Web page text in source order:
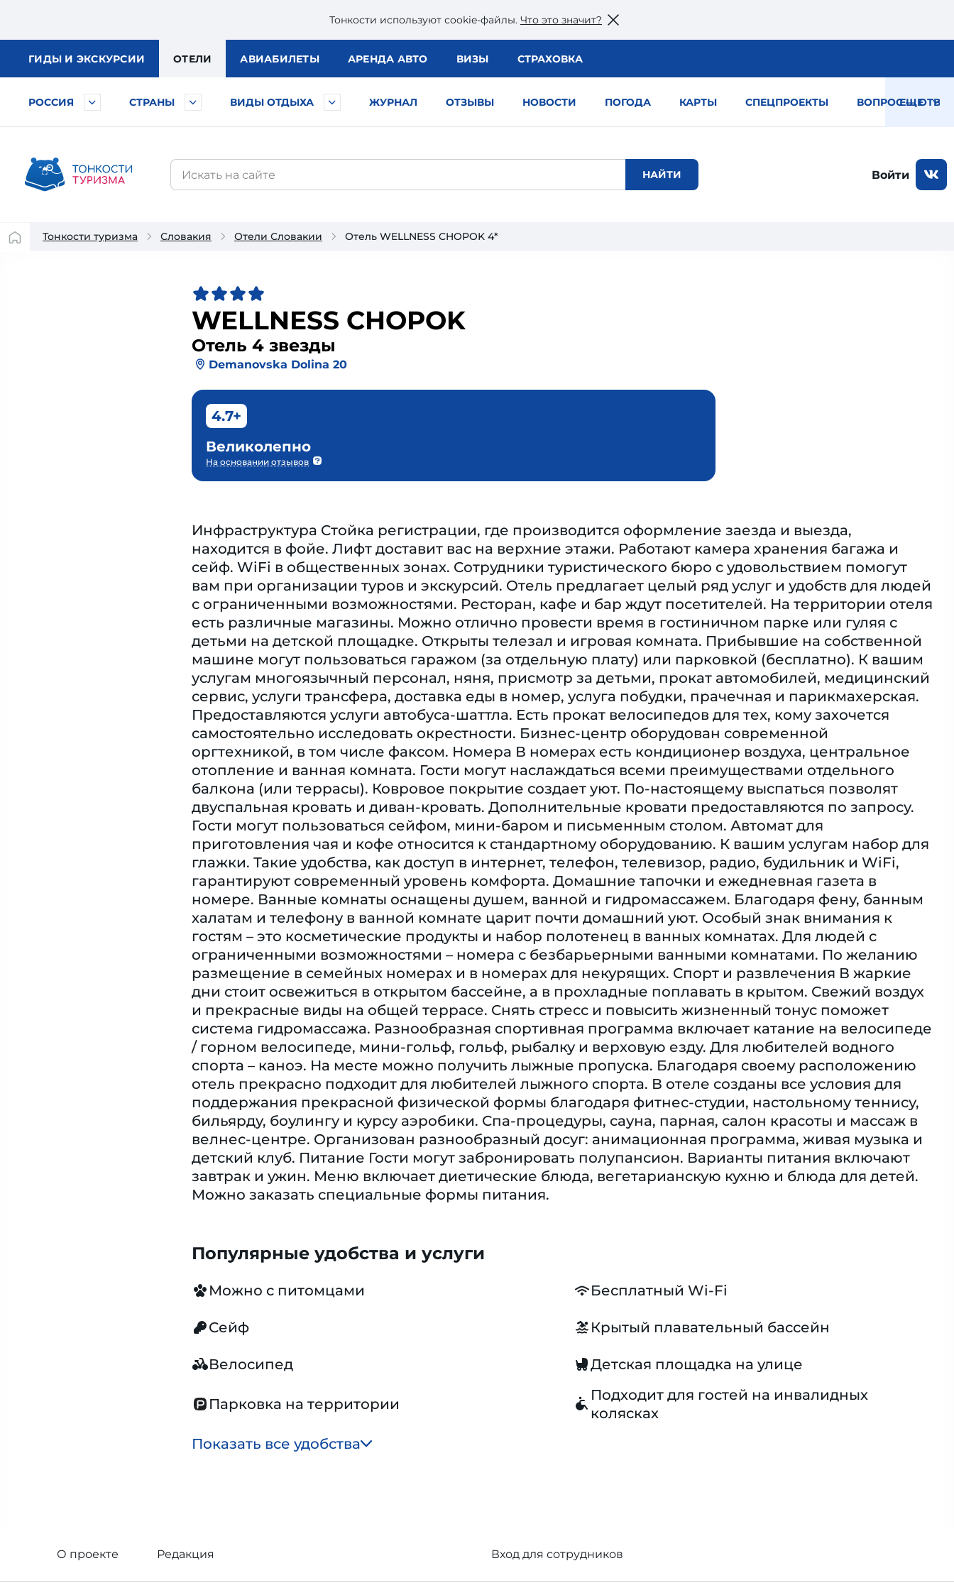
Тонкости используют сookie-файлы. Что это значит?
ГИДЫ И ЭКСКУРСИИ ОТЕЛИ АВИАБИЛЕТЫ АРЕНДА АВТО ВИЗЫ СТРАХОВКА
РОССИЯ СТРАНЫ ВИДЫ ОТДЫХА ЖУРНАЛ ОТЗЫВЫ НОВОСТИ ПОГОДА КАРТЫ СПЕЦПРОЕКТЫ ВОПРОС — ОТВЕТ
ЕЩЕ
Войти
Тонкости туризма Словакия Отели Словакии Отель WELLNESS CHOPOK 4*
WELLNESS CHOPOK
Отель 4 звезды
Demanovska Dolina 20
4.7+
Великолепно
На основании отзывов
Инфраструктура Cтойка регистрации, где производится оформление заезда и выезда,
находится в фойе. Лифт доставит вас на верхние этажи. Работают камера хранения багажа и
сейф. WiFi в общественных зонах. Сотрудники туристического бюро с удовольствием помогут
вам при организации туров и экскурсий. Отель предлагает целый ряд услуг и удобств для людей
с ограниченными возможностями. Ресторан, кафе и бар ждут посетителей. На территории отеля
есть различные магазины. Можно отлично провести время в гостиничном парке или гуляя с
детьми на детской площадке. Открыты телезал и игровая комната. Прибывшие на собственной
машине могут пользоваться гаражом (за отдельную плату) или парковкой (бесплатно). К вашим
услугам многоязычный персонал, няня, присмотр за детьми, прокат автомобилей, медицинский
сервис, услуги трансфера, доставка еды в номер, услуга побудки, прачечная и парикмахерская.
Предоставляются услуги автобуса-шаттла. Есть прокат велосипедов для тех, кому захочется
самостоятельно исследовать окрестности. Бизнес-центр оборудован современной
оргтехникой, в том числе факсом. Номера В номерах есть кондиционер воздуха, центральное
отопление и ванная комната. Гости могут наслаждаться всеми преимуществами отдельного
балкона (или террасы). Ковровое покрытие создает уют. По-настоящему выспаться позволят
двуспальная кровать и диван-кровать. Дополнительные кровати предоставляются по запросу.
Гости могут пользоваться сейфом, мини-баром и письменным столом. Автомат для
приготовления чая и кофе относится к стандартному оборудованию. К вашим услугам набор для
глажки. Такие удобства, как доступ в интернет, телефон, телевизор, радио, будильник и WiFi,
гарантируют современный уровень комфорта. Домашние тапочки и ежедневная газета в
номере. Ванные комнаты оснащены душем, ванной и гидромассажем. Благодаря фену, банным
халатам и телефону в ванной комнате царит почти домашний уют. Особый знак внимания к
гостям – это косметические продукты и набор полотенец в ванных комнатах. Для людей с
ограниченными возможностями – номера с безбарьерными ванными комнатами. По желанию
размещение в семейных номерах и в номерах для некурящих. Спорт и развлечения В жаркие
дни стоит освежиться в открытом бассейне, а в прохладные поплавать в крытом. Свежий воздух
и прекрасные виды на общей террасе. Снять стресс и повысить жизненный тонус поможет
система гидромассажа. Разнообразная спортивная программа включает катание на велосипеде
/ горном велосипеде, мини-гольф, гольф, рыбалку и верховую езду. Для любителей водного
спорта – каноэ. На месте можно получить лыжные пропуска. Благодаря своему расположению
отель прекрасно подходит для любителей лыжного спорта. В отеле созданы все условия для
поддержания прекрасной физической формы благодаря фитнес-студии, настольному теннису,
бильярду, боулингу и курсу аэробики. Спа-процедуры, сауна, парная, салон красоты и массаж в
велнес-центре. Организован разнообразный досуг: анимационная программа, живая музыка и
детский клуб. Питание Гости могут забронировать полупансион. Варианты питания включают
завтрак и ужин. Меню включает диетические блюда, вегетарианскую кухню и блюда для детей.
Можно заказать специальные формы питания.
Популярные удобства и услуги
Можно с питомцами Бесплатный Wi-Fi
Сейф Крытый плавательный бассейн
Велосипед Детская площадка на улице
Парковка на территории
Подходит для гостей на инвалидных
колясках
Показать все удобства
О проекте Редакция Вход для сотрудников